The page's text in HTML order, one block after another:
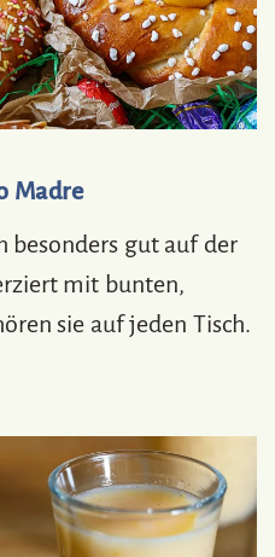
Madre
besonders gut auf der
mit bunten,
sie auf jeden Tisch.